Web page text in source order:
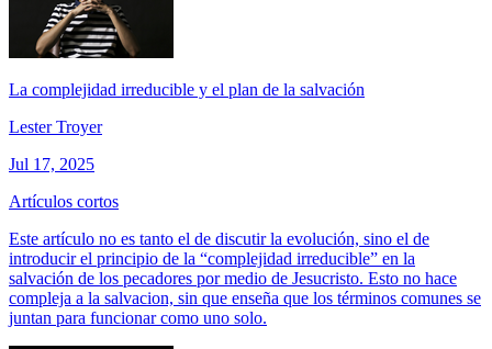
La complejidad irreducible y el plan de la salvación
Lester Troyer
Jul 17, 2025
Artículos cortos
Este artículo no es tanto el de discutir la evolución, sino el de
introducir el principio de la “complejidad irreducible” en la
salvación de los pecadores por medio de Jesucristo. Esto no hace
compleja a la salvacion, sin que enseña que los términos comunes se
juntan para funcionar como uno solo.